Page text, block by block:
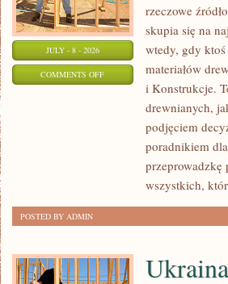
JULY - 8 - 2026
COMMENTS OFFON
FINANSOWANIE
rzeczowe
skupia się na
wtedy, gdy
materiałów
i Konstrukcje.
drewnianych,
podjęciem
poradnikiem
przeprowadzkę
wszystkich,
POSTED BY ADMIN
Ukraina